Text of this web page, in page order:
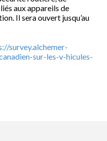
aux appareils de
Il sera ouvert jusqu’au
survey.alchemer-
sur-les-v-hicules-